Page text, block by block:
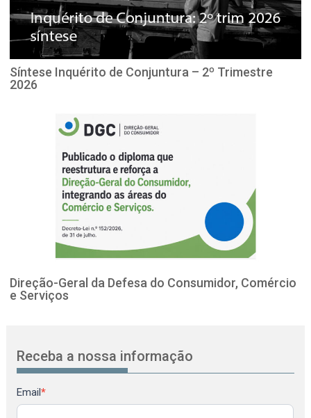
Síntese Inquérito de Conjuntura – 2º Trimestre
2026
Direção-Geral da Defesa do Consumidor, Comércio
e Serviços
Receba a nossa informação
Newsletter
Email*